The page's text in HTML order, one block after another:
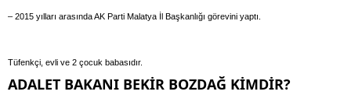
– 2015 yılları arasında AK Parti Malatya İl Başkanlığı görevini yaptı.
Tüfenkçi, evli ve 2 çocuk babasıdır.
ADALET BAKANI BEKİR BOZDAĞ KİMDİR?